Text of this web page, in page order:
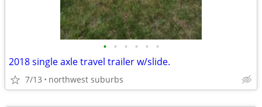
• • • • • •
2018 single axle travel trailer w/slide.
7/13 northwest suburbs